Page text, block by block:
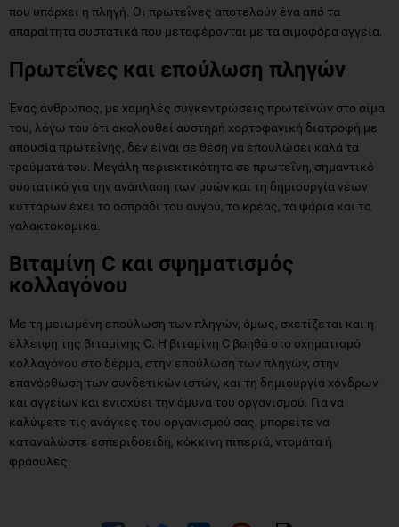
που υπάρχει η πληγή. Oι πρωτεΐνες αποτελούν ένα από τα
απαραίτητα συστατικά που μεταφέρονται με τα αιμοφόρα αγγεία.
Πρωτεΐνες και επούλωση πληγών
Ένας άνθρωπος, με χαμηλές συγκεντρώσεις πρωτεϊνών στο αίμα
του, λόγω του ότι ακολουθεί αυστηρή χορτοφαγική διατροφή με
απουσία πρωτεΐνης, δεν είναι σε θέση να επουλώσει καλά τα
τραύματά του. Mεγάλη περιεκτικότητα σε πρωτεΐνη, σημαντικό
συστατικό για την ανάπλαση των μυών και τη δημιουργία νέων
κυττάρων έχει το ασπράδι του αυγού, το κρέας, τα ψάρια και τα
γαλακτοκομικά.
Βιταμίνη C και σψηματισμός
κολλαγόνου
Mε τη μειωμένη επούλωση των πληγών, όμως, σχετίζεται και η
έλλειψη της βιταμίνης C. Η βιταμίνη C βοηθά στο σχηματισμό
κολλαγόνου στο δέρμα, στην επούλωση των πληγών, στην
επανόρθωση των συνδετικών ιστών, και τη δημιουργία χόνδρων
και αγγείων και ενισχύει την άμυνα του οργανισμού. Για να
καλύψετε τις ανάγκες του οργανισμού σας, μπορείτε να
καταναλώστε εσπεριδοειδή, κόκκινη πιπεριά, ντομάτα ή
φράουλες.